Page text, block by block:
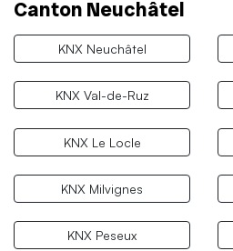
Canton Neuchâtel
KNX Neuchâtel
KNX Val-de-Ruz
KNX Le Locle
KNX Milvignes
KNX Peseux